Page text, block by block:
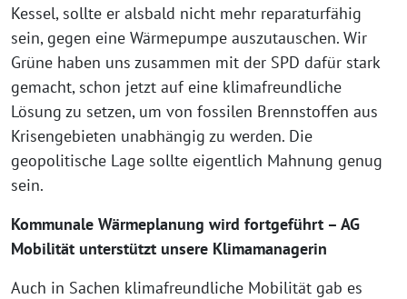
Kessel, sollte er alsbald nicht mehr reparaturfähig
sein, gegen eine Wärmepumpe auszutauschen. Wir
Grüne haben uns zusammen mit der SPD dafür stark
gemacht, schon jetzt auf eine klimafreundliche
Lösung zu setzen, um von fossilen Brennstoffen aus
Krisengebieten unabhängig zu werden. Die
geopolitische Lage sollte eigentlich Mahnung genug
sein.
Kommunale Wärmeplanung wird fortgeführt – AG
Mobilität unterstützt unsere Klimamanagerin
Auch in Sachen klimafreundliche Mobilität gab es